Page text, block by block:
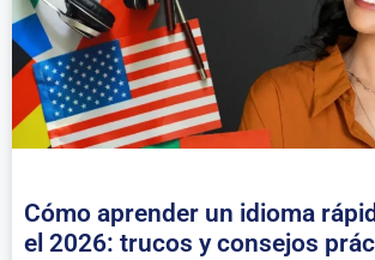
Cómo aprender un idioma
el 2026: trucos y consejos